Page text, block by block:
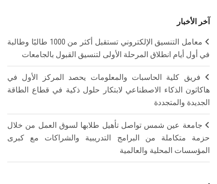
آخر الأخبار
معامل التنسيق الإلكتروني تستقبل أكثر من 1000 طالبًا وطالبة
في أول أيام انطلاق المرحلة الأولى لتنسيق القبول بالجامعات
فريق كلية الحاسبات والمعلومات يحصد المركز الأول في
هاكاثون الذكاء الاصطناعي لابتكار حلول ذكية في قطاع الطاقة
الجديدة والمتجددة
جامعة عين شمس تواصل تأهيل طلابها لسوق العمل من خلال
حزمة متكاملة من البرامج التدريبية والشراكات مع كبرى
المؤسسات المحلية والعالمية